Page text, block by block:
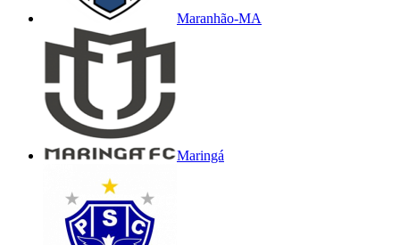
Maranhão-MA
Maringá